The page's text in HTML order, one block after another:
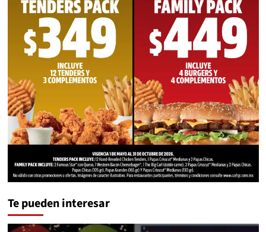
Te pueden interesar